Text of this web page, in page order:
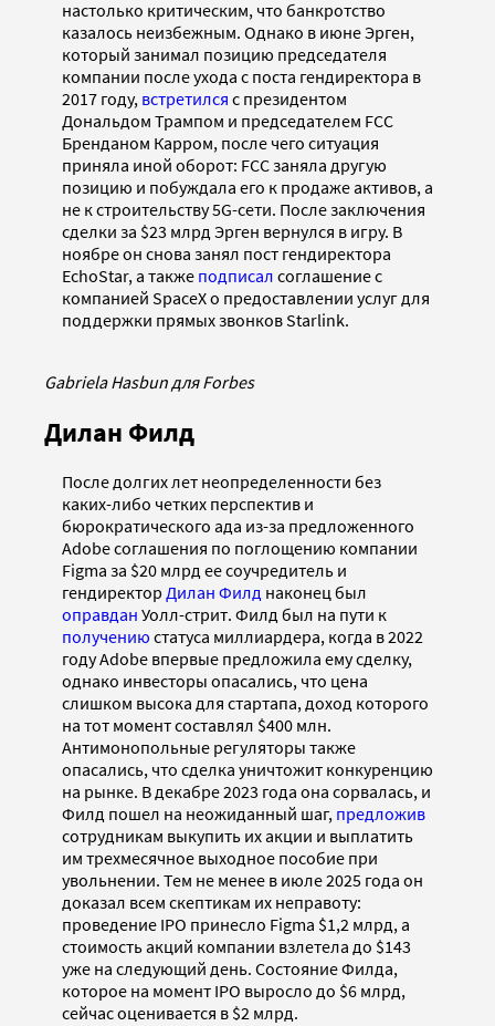
настолько критическим, что банкротство
казалось неизбежным. Однако в июне Эрген,
который занимал позицию председателя
компании после ухода с поста гендиректора в
2017 году, встретился с президентом
Дональдом Трампом и председателем FCC
Бренданом Карром, после чего ситуация
приняла иной оборот: FCC заняла другую
позицию и побуждала его к продаже активов, а
не к строительству 5G-сети. После заключения
сделки за $23 млрд Эрген вернулся в игру. В
ноябре он снова занял пост гендиректора
EchoStar, а также подписал соглашение с
компанией SpaceX о предоставлении услуг для
поддержки прямых звонков Starlink.
Gabriela Hasbun для Forbes
Дилан Филд
После долгих лет неопределенности без
каких-либо четких перспектив и
бюрократического ада из-за предложенного
Adobe соглашения по поглощению компании
Figma за $20 млрд ее соучредитель и
гендиректор Дилан Филд наконец был
оправдан Уолл-стрит. Филд был на пути к
получению статуса миллиардера, когда в 2022
году Adobe впервые предложила ему сделку,
однако инвесторы опасались, что цена
слишком высока для стартапа, доход которого
на тот момент составлял $400 млн.
Антимонопольные регуляторы также
опасались, что сделка уничтожит конкуренцию
на рынке. В декабре 2023 года она сорвалась, и
Филд пошел на неожиданный шаг, предложив
сотрудникам выкупить их акции и выплатить
им трехмесячное выходное пособие при
увольнении. Тем не менее в июле 2025 года он
доказал всем скептикам их неправоту:
проведение IPO принесло Figma $1,2 млрд, а
стоимость акций компании взлетела до $143
уже на следующий день. Состояние Филда,
которое на момент IPO выросло до $6 млрд,
сейчас оценивается в $2 млрд.